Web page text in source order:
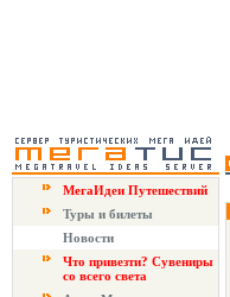
МегаИдеи Путешествий
Туры и билеты
Новости
Что привезти? Сувениры
со всего света